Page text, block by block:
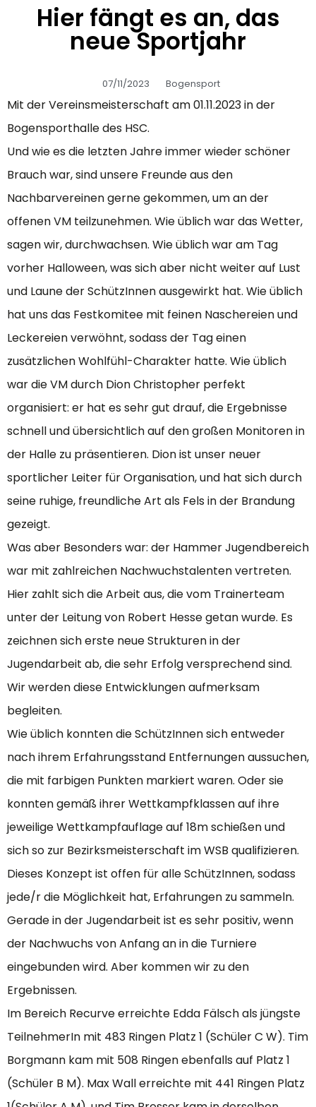
Hier fängt es an, das
neue Sportjahr
07/11/2023 Bogensport
Mit der Vereinsmeisterschaft am 01.11.2023 in der
Bogensporthalle des HSC.
Und wie es die letzten Jahre immer wieder schöner
Brauch war, sind unsere Freunde aus den
Nachbarvereinen gerne gekommen, um an der
offenen VM teilzunehmen. Wie üblich war das Wetter,
sagen wir, durchwachsen. Wie üblich war am Tag
vorher Halloween, was sich aber nicht weiter auf Lust
und Laune der SchützInnen ausgewirkt hat. Wie üblich
hat uns das Festkomitee mit feinen Naschereien und
Leckereien verwöhnt, sodass der Tag einen
zusätzlichen Wohlfühl-Charakter hatte. Wie üblich
war die VM durch Dion Christopher perfekt
organisiert: er hat es sehr gut drauf, die Ergebnisse
schnell und übersichtlich auf den großen Monitoren in
der Halle zu präsentieren. Dion ist unser neuer
sportlicher Leiter für Organisation, und hat sich durch
seine ruhige, freundliche Art als Fels in der Brandung
gezeigt.
Was aber Besonders war: der Hammer Jugendbereich
war mit zahlreichen Nachwuchstalenten vertreten.
Hier zahlt sich die Arbeit aus, die vom Trainerteam
unter der Leitung von Robert Hesse getan wurde. Es
zeichnen sich erste neue Strukturen in der
Jugendarbeit ab, die sehr Erfolg versprechend sind.
Wir werden diese Entwicklungen aufmerksam
begleiten.
Wie üblich konnten die SchützInnen sich entweder
nach ihrem Erfahrungsstand Entfernungen aussuchen,
die mit farbigen Punkten markiert waren. Oder sie
konnten gemäß ihrer Wettkampfklassen auf ihre
jeweilige Wettkampfauflage auf 18m schießen und
sich so zur Bezirksmeisterschaft im WSB qualifizieren.
Dieses Konzept ist offen für alle SchützInnen, sodass
jede/r die Möglichkeit hat, Erfahrungen zu sammeln.
Gerade in der Jugendarbeit ist es sehr positiv, wenn
der Nachwuchs von Anfang an in die Turniere
eingebunden wird. Aber kommen wir zu den
Ergebnissen.
Im Bereich Recurve erreichte Edda Fälsch als jüngste
TeilnehmerIn mit 483 Ringen Platz 1 (Schüler C W). Tim
Borgmann kam mit 508 Ringen ebenfalls auf Platz 1
(Schüler B M). Max Wall erreichte mit 441 Ringen Platz